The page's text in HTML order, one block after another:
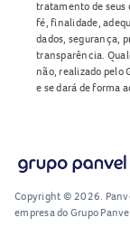
tratamento de seus
fé, finalidade,
dados, segurança,
transparência.
não, realizado pelo
e se dará de forma
Copyright © 2026.
empresa do Grupo